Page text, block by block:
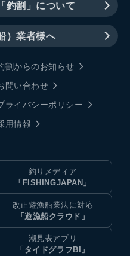
釣割」について
）業者様へ
割からのお知らせ
問い合わせ
ライバシーポリシー
用情報
釣りメディア
「FISHINGJAPAN」
改正遊漁船業法に対応
「遊漁船クラウド」
潮見表アプリ
「タイドグラフBI」